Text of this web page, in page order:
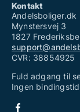
Kontakt
Andelsboliger.dk
Mynstersvej 3
1827
CVR: 38854925
Fuld adgang til
Ingen